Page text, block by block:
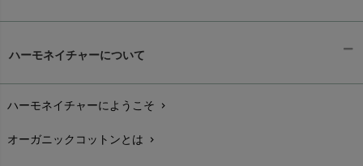
配送と送料chevron_right
在庫状況と発送予定chevron_right
ハーモネイチャーについて
ハーモネイチャーにようこそ chevron_right
オーガニックコットンとは chevron_right